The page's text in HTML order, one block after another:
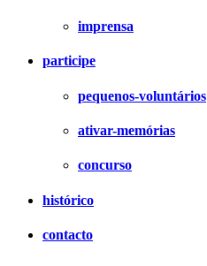
imprensa
participe
pequenos-voluntários
ativar-memórias
concurso
histórico
contacto